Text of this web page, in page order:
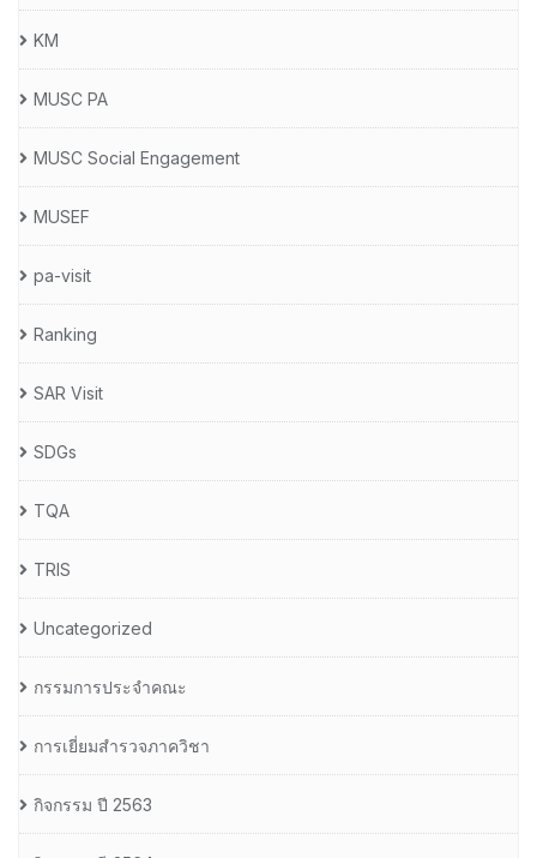
KM
MUSC PA
MUSC Social Engagement
MUSEF
pa-visit
Ranking
SAR Visit
SDGs
TQA
TRIS
Uncategorized
กรรมการประจำคณะ
การเยี่ยมสำรวจภาควิชา
กิจกรรม ปี 2563